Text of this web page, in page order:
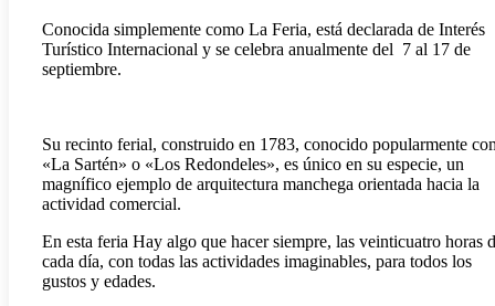
Conocida simplemente como La Feria, está declarada de Interés
Turístico Internacional y se celebra anualmente del 7 al 17 de
septiembre.
Su recinto ferial, construido en 1783, conocido popularmente
«La Sartén» o «Los Redondeles», es único en su especie, un
magnífico ejemplo de arquitectura manchega orientada hacia la
actividad comercial.
En esta feria Hay algo que hacer siempre, las veinticuatro horas
cada día, con todas las actividades imaginables, para todos los
gustos y edades.